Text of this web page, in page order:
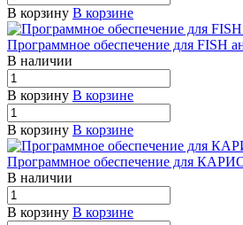
В корзину В корзине
Программное обеспечение для FISH
В наличии
В корзину В корзине
В корзину В корзине
Программное обеспечение для
В наличии
В корзину В корзине